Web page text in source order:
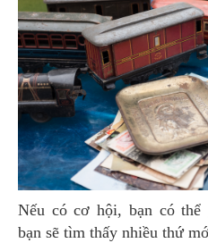
Nếu có cơ hội, bạn có thể ghé thăm Chợ Annecy và
bạn sẽ tìm thấy nhiều thứ